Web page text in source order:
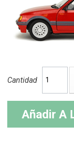
Cantidad
Añadir A